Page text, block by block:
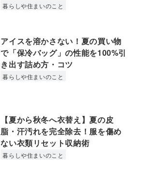
暮らしや住まいのこと
アイスを溶かさない！夏の買い物
で「保冷バッグ」の性能を100%引
き出す詰め方・コツ
暮らしや住まいのこと
【夏から秋冬へ衣替え】夏の皮
脂・汗汚れを完全除去！服を傷め
ない衣類リセット収納術
暮らしや住まいのこと